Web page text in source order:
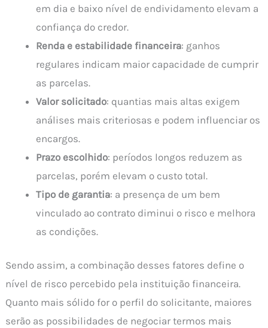
em dia e baixo nível de endividamento elevam a
confiança do credor.
Renda e estabilidade financeira: ganhos
regulares indicam maior capacidade de cumprir
as parcelas.
Valor solicitado: quantias mais altas exigem
análises mais criteriosas e podem influenciar os
encargos.
Prazo escolhido: períodos longos reduzem as
parcelas, porém elevam o custo total.
Tipo de garantia: a presença de um bem
vinculado ao contrato diminui o risco e melhora
as condições.
Sendo assim, a combinação desses fatores define o
nível de risco percebido pela instituição financeira.
Quanto mais sólido for o perfil do solicitante, maiores
serão as possibilidades de negociar termos mais